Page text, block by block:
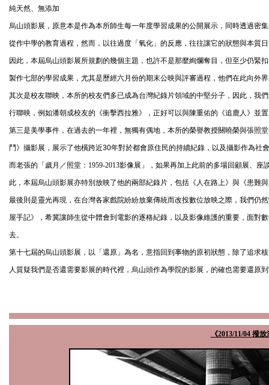
純天然、無添加
烏山頭影展，原意本是作為本所師生每一年度學習成果的公開展示，同時透過密
從作中學的教育過程，然而，以往過度「氧化」的反應，往往讓它的狀態與本質
因此，本屆烏山頭影展所規劃的幾個主題，也許不是那麼絢爛奪目，但至少仍緊
製作七部的學習成果，尤其是歷經六月份的期末公映與評審過程，他們在此向外
其次是校友聯映，本所的校友們多已成為台灣紀錄片領域的中堅分子，因此，我
行聯映，例如潘朝成校友的《衝擊西拉雅》，正好可以與陳重佑的《追鹿人》並
第三是美學事件，在過去的一年裡，無獨有偶地，本所的榮譽教授關曉榮與張照
鬥》攝影展，展示了他橫跨近30年對於都會原住民的持續紀錄，以及攝影作為社
而老張的「歲月／照堂： 1959-2013影像展」，如果再加上此前的多場回顧展、座
此，本屆烏山頭影展亦特別放映了他的兩部紀錄片，包括《人在路上》與《患難
最後則是靈光再現，在台灣各家戲院紛紛放棄傳統而改投數位放映之際，我們仍
屋手記》，希冀讓師生從中體會到電影的逐格紀錄，以及影像維護的重要，面對
去。
第十七屆的烏山頭影展，以「還原」為名，意指回到事物的原初狀態，除了追求
人質疑我們是否還需要影展的時代裡，烏山頭作為學院的影展，的確也需要還原
《2013/11/04 撥放